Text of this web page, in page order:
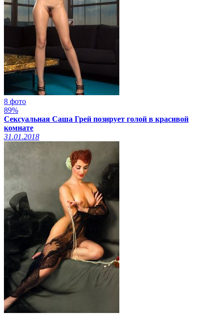
8 фото
89%
Сексуальная Саша Грей позирует голой в красивой
комнате
31.01.2018